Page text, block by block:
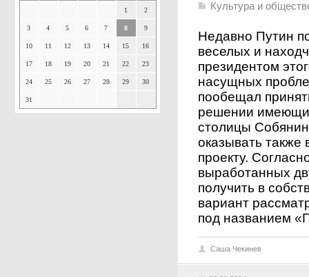
1 2
3 4 5 6 7 8 9
10 11 12 13 14 15 16
17 18 19 20 21 22 23
24 25 26 27 28 29 30
31
Культура и
Недавно Путин
веселых и
президентом
насущных
пообещал
решении
столицы
оказывать
проекту.
выработанных
получить в
вариант
под названием
Саша Чекинев